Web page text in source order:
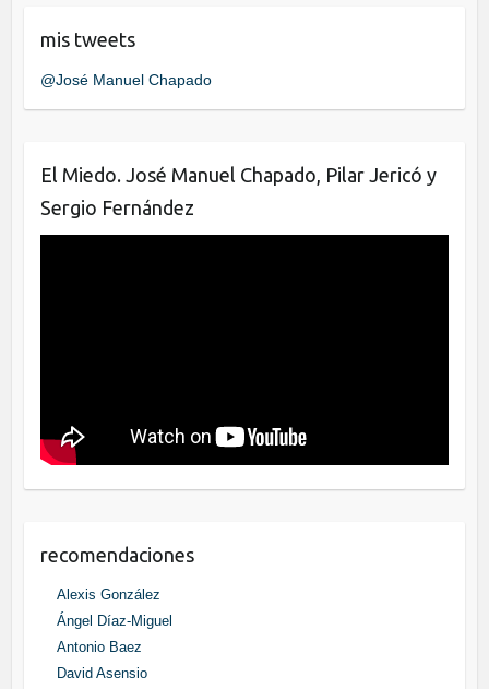
b
o
k
n
mis tweets
@José Manuel Chapado
El Miedo. José Manuel Chapado, Pilar Jericó y
Sergio Fernández
recomendaciones
Alexis González
Ángel Díaz-Miguel
Antonio Baez
David Asensio